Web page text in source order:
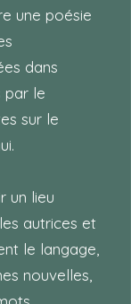
une poésie
dans
par le
sur le
un lieu
autrices et
le langage,
nouvelles,